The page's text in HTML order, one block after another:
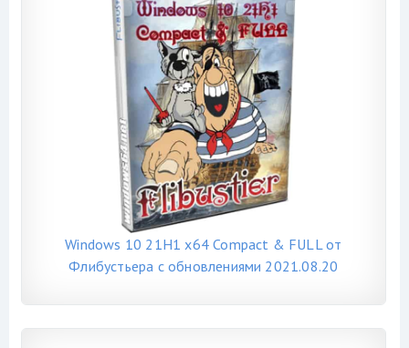
Windows 10 21H1 x64 Compact & FULL от
Флибустьера с обновлениями 2021.08.20